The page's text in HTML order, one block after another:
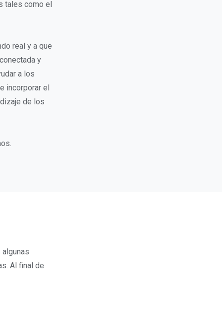
tales como el
real y a que
y
a los
incorporar el
de los
Al final de